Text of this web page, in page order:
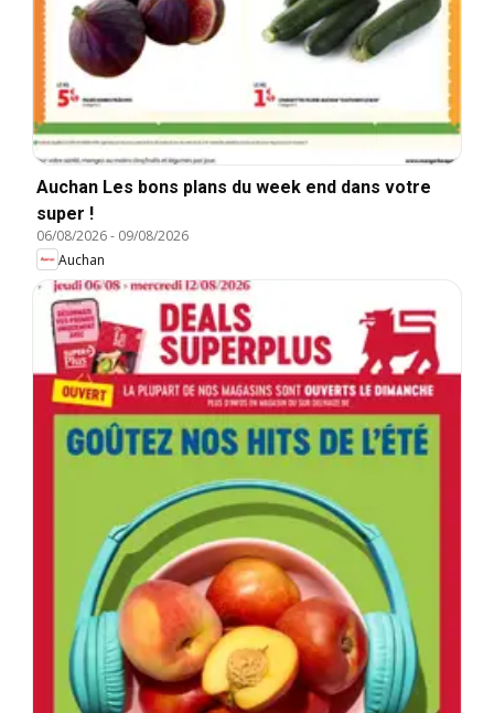
Auchan Les bons plans du week end dans votre
super !
06/08/2026- 09/08/2026
Auchan